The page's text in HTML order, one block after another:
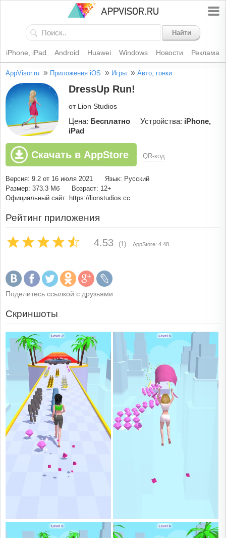
Найти
iPhone, iPad Android Huawei Windows Новости Реклама
AppVisor.ru » Приложения iOS » Игры » Авто, гонки
DressUp Run!
от Lion Studios
Цена: Бесплатно Устройства: iPhone,
iPad
Скачать в AppStore QR-код
Версия: 9.2 от 16 июля 2021
Язык: Русский
Размер: 373.3 Мб
Возраст: 12+
Официальный сайт: https://lionstudios.cc
Рейтинг приложения
4.53 (1) AppStore: 4.48
Поделитесь ссылкой с друзьями
Скриншоты